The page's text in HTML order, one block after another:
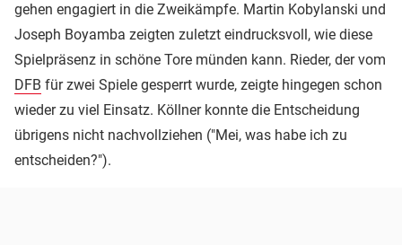
gehen engagiert in die Zweikämpfe. Martin Kobylanski und
Joseph Boyamba zeigten zuletzt eindrucksvoll, wie diese
Spielpräsenz in schöne Tore münden kann. Rieder, der vom
DFB für zwei Spiele gesperrt wurde, zeigte hingegen schon
wieder zu viel Einsatz. Köllner konnte die Entscheidung
übrigens nicht nachvollziehen ("Mei, was habe ich zu
entscheiden?").